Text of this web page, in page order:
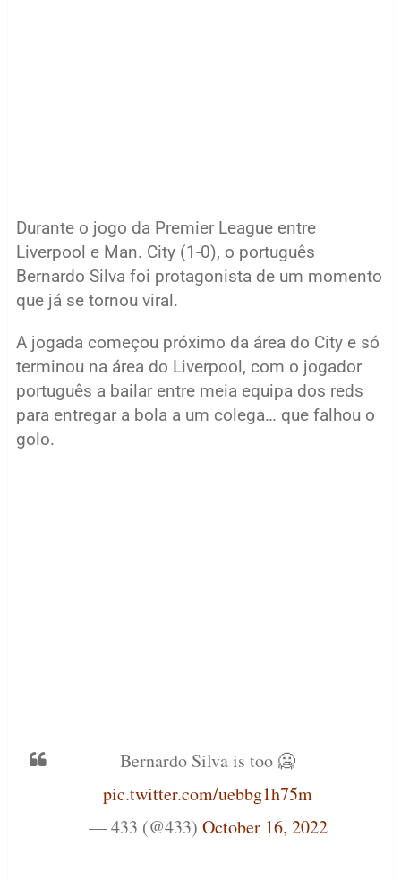
Durante o jogo da Premier League entre
Liverpool e Man. City (1-0), o português
Bernardo Silva foi protagonista de um momento
que já se tornou viral.
A jogada começou próximo da área do City e só
terminou na área do Liverpool, com o jogador
português a bailar entre meia equipa dos reds
para entregar a bola a um colega… que falhou o
golo.
Bernardo Silva is too 🥶
pic.twitter.com/uebbg1h75m
— 433 (@433) October 16, 2022